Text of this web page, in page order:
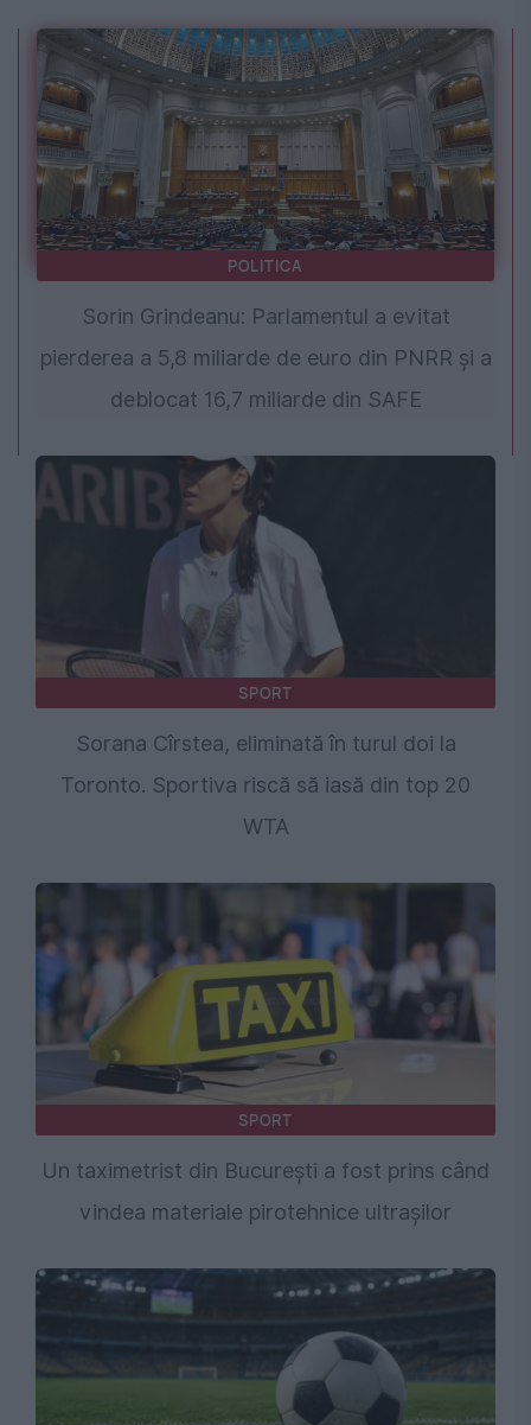
POLITICA
Sorin Grindeanu: Parlamentul a evitat
pierderea a 5,8 miliarde de euro din PNRR și a
deblocat 16,7 miliarde din SAFE
SPORT
Sorana Cîrstea, eliminată în turul doi la
Toronto. Sportiva riscă să iasă din top 20
WTA
SPORT
Un taximetrist din București a fost prins când
vindea materiale pirotehnice ultrașilor